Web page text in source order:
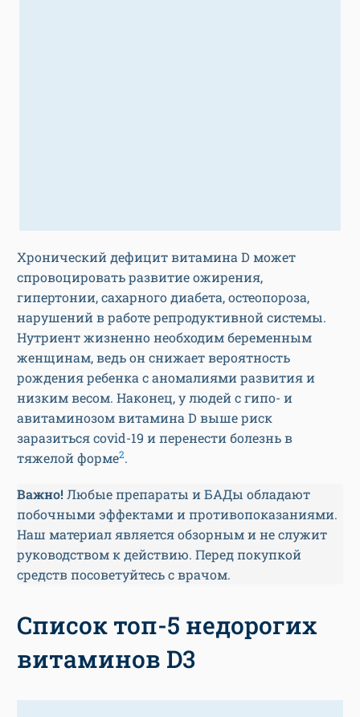
Хронический дефицит витамина D может
спровоцировать развитие ожирения,
гипертонии, сахарного диабета, остеопороза,
нарушений в работе репродуктивной системы.
Нутриент жизненно необходим беременным
женщинам, ведь он снижает вероятность
рождения ребенка с аномалиями развития и
низким весом. Наконец, у людей с гипо- и
авитаминозом витамина D выше риск
заразиться covid-19 и перенести болезнь в
тяжелой форме2.
Важно! Любые препараты и БАДы обладают
побочными эффектами и противопоказаниями.
Наш материал является обзорным и не служит
руководством к действию. Перед покупкой
средств посоветуйтесь с врачом.
Список топ-5 недорогих
витаминов D3